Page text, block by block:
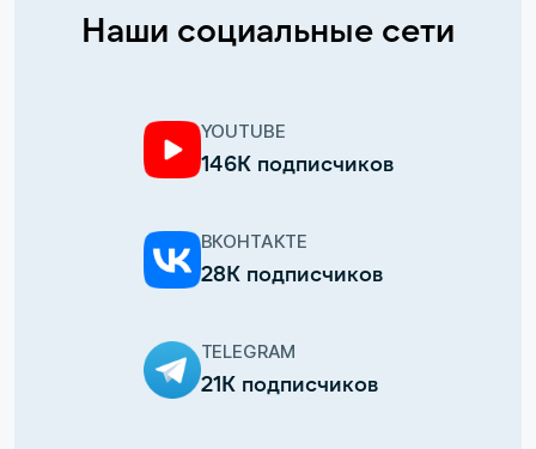
Наши социальные сети
YOUTUBE
146К подписчиков
ВКОНТАКТЕ
28К подписчиков
TELEGRAM
21К подписчиков